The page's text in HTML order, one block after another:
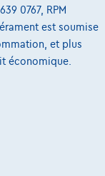
0767, RPM
est soumise
et plus
économique.